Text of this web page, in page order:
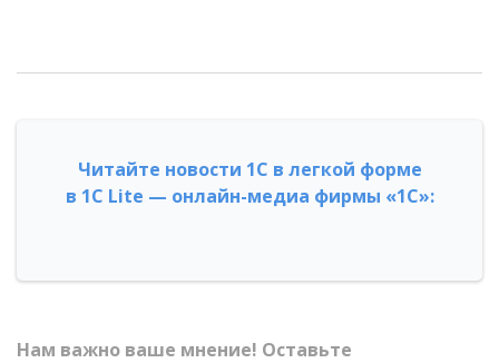
Читайте новости 1С в легкой форме
в 1С Lite — онлайн-медиа фирмы «1С»:
Нам важно ваше мнение! Оставьте